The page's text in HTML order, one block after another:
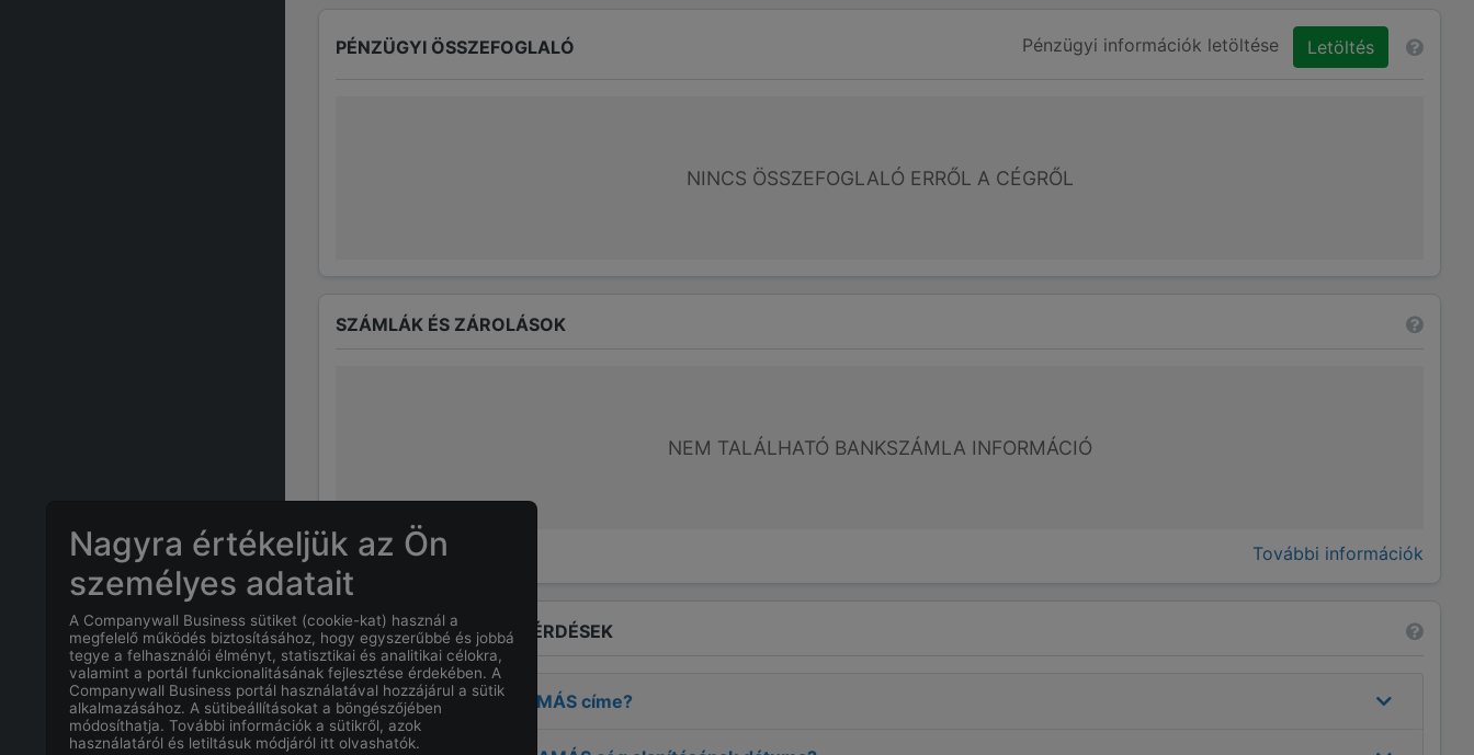
PÉNZÜGYI ÖSSZEFOGLALÓ Pénzügyi információk letöltése Letöltés
NINCS ÖSSZEFOGLALÓ ERRŐL A CÉGRŐL
SZÁMLÁK ÉS ZÁROLÁSOK
NEM TALÁLHATÓ BANKSZÁMLA INFORMÁCIÓ
További információk
GYAKRAN ISMÉTELT KÉRDÉSEK
MiVANK ÁRPÁD TAMÁS címe?
Nagyra értékeljük az Ön
személyes adatait
A Companywall Business sütiket (cookie-kat) használ a
megfelelő működés biztosításához, hogy egyszerűbbé és jobbá
tegye a felhasználói élményt, statisztikai és analitikai célokra,
valamint a portál funkcionalitásának fejlesztése érdekében. A
Companywall Business portál használatával hozzájárul a sütik
alkalmazásához. A sütibeállításokat a böngészőjében
módosíthatja. További információk a sütikről, azok
használatáról és letiltásuk módjáról itt olvashatók.